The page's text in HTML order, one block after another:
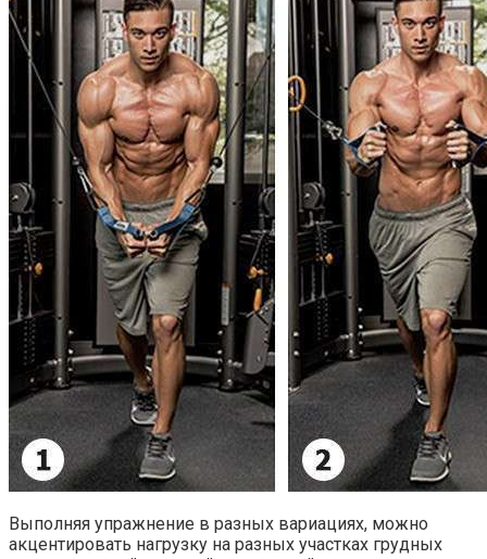
Выполняя упражнение в разных вариациях, можно
акцентировать нагрузку на разных участках грудных